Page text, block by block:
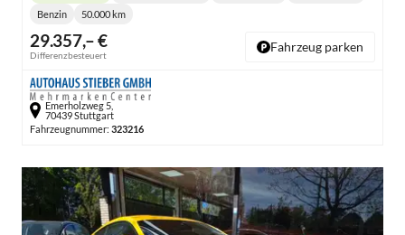
29.357,– €
Differenzbesteuert
Kraftstoff:
Benzin
Kilometerstand:
50.000 km
Fahrzeug parken
Emerholzweg 5,
70439 Stuttgart
Fahrzeugnummer: 323216